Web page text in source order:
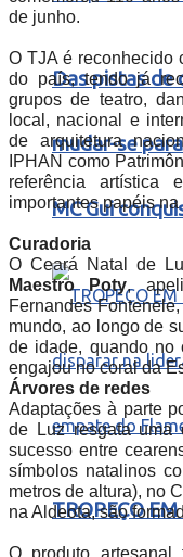
Das pistas de
mudar-se
MC Gui
TROPEÇO
de junho.
O TJA é reconhecido
do país, tendo já
grupos de teatro,
local, nacional e
de arquitetura
IPHAN como
referência artística
importantes papéis
Curadoria
O Ceará Natal de
Maestro Poty,
Fernandes
mundo, ao longo de
de idade, quando no
engajou no coral da
Árvores de redes
Adaptações à parte
de Luz resgata uma
sucesso entre
símbolos natalinos
metros de altura), no
na Aldeota,são
O produto